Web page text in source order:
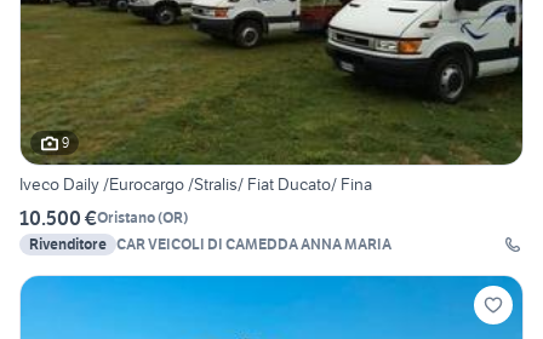
9
Iveco Daily /Eurocargo /Stralis/ Fiat Ducato/ Fina
10.500 €Oristano(OR)
Rivenditore CAR VEICOLI DI CAMEDDA ANNA MARIA